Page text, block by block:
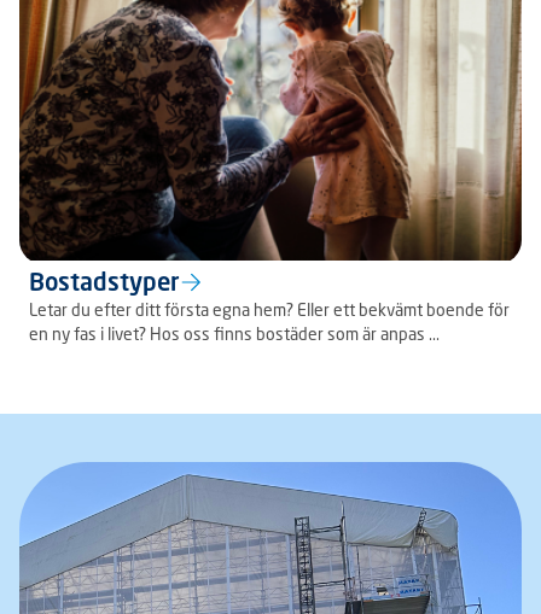
Bostadstyper
Letar du efter ditt första egna hem? Eller ett bekvämt boende för
en ny fas i livet? Hos oss finns bostäder som är anpas ...